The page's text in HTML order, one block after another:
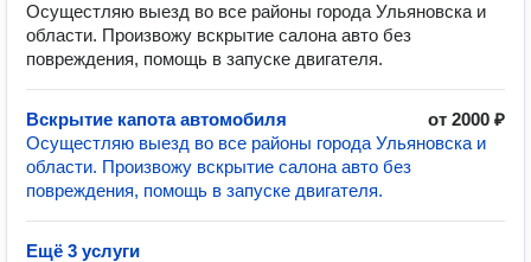
Осущестляю выезд во все районы города Ульяновска и
области. Произвожу вскрытие салона авто без
повреждения, помощь в запуске двигателя.
Вскрытие капота автомобиля
от 2000 ₽
Осущестляю выезд во все районы города Ульяновска и
области. Произвожу вскрытие салона авто без
повреждения, помощь в запуске двигателя.
Ещё 3 услуги